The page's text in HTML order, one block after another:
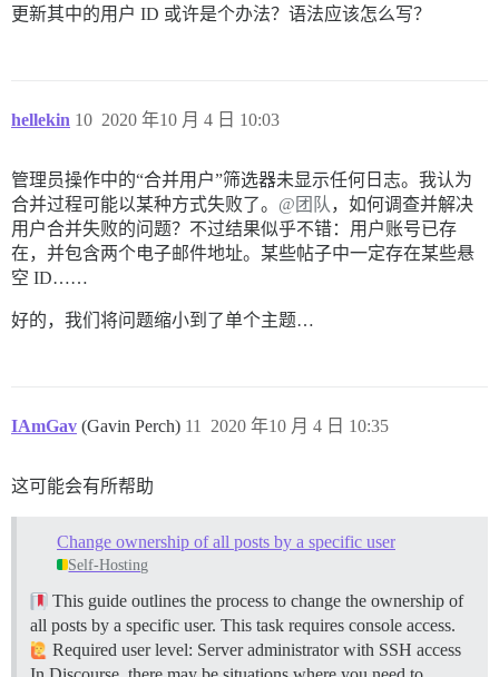
更新其中的用户 ID 或许是个办法？语法应该怎么写？
hellekin 2020 年10 月 4 日 10:03
10
管理员操作中的“合并用户”筛选器未显示任何日志。我认为
合并过程可能以某种方式失败了。 @团队 ，如何调查并解决
用户合并失败的问题？不过结果似乎不错：用户账号已存
在，并包含两个电子邮件地址。某些帖子中一定存在某些悬
空 ID……
好的，我们将问题缩小到了单个主题…
IAmGav (Gavin Perch) 2020 年10 月 4 日 10:35
11
这可能会有所帮助
Change ownership of all posts by a specific user
Self-Hosting
This guide outlines the process to change the ownership of
all posts by a specific user. This task requires console access.
Required user level: Server administrator with SSH access